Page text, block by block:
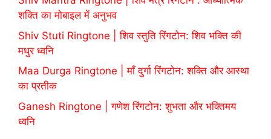
शक्ति का मोबाइल में अनुभव
Shiv Stuti Ringtone | शिव स्तुति रिंगटोन: शिव भक्ति की
मधुर ध्वनि
Maa Durga Ringtone | माँ दुर्गा रिंगटोन: शक्ति और आस्था
का प्रतीक
Ganesh Ringtone | गणेश रिंगटोन: शुभता और भक्तिमय
ध्वनि